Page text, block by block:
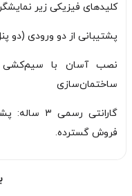
کلیدهای فیزیکی زیر
پشتیبانی از دو ورودی (دو
ساختمان‌سازی
گارانتی
فروش گسترده.